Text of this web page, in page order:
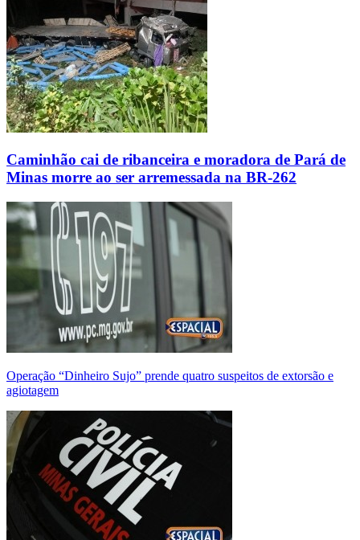
Caminhão cai de ribanceira e moradora de Pará de
Minas morre ao ser arremessada na BR-262
Operação “Dinheiro Sujo” prende quatro suspeitos de extorsão e
agiotagem